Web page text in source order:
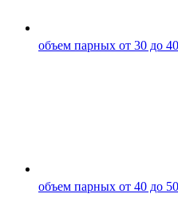
объем парных от 30 до
объем парных от 40 до